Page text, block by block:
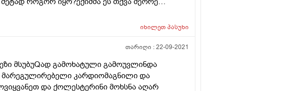
იხილეთპასუხი
თარიღი :22-09-2021
მსუბუQად გამოხატული გამოუვლინდა
მარეგულირებელი კარდიომაგნილი და
და ქოლესტერინი მოხსნა აღარ